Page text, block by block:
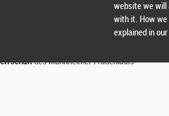
Mannheims
des Mannheimer Frauenlaufs
website we will
with it. How we
explained in our